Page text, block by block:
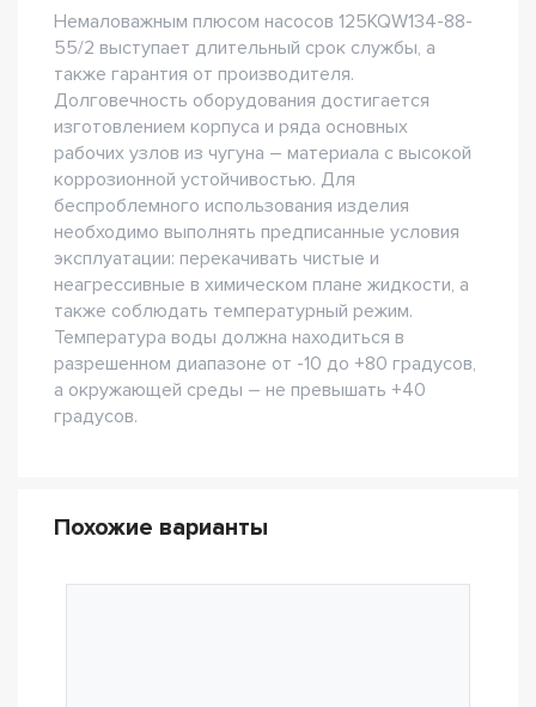
Немаловажным плюсом насосов 125KQW134-88-
55/2 выступает длительный срок службы, а
также гарантия от производителя.
Долговечность оборудования достигается
изготовлением корпуса и ряда основных
рабочих узлов из чугуна – материала с высокой
коррозионной устойчивостью. Для
беспроблемного использования изделия
необходимо выполнять предписанные условия
эксплуатации: перекачивать чистые и
неагрессивные в химическом плане жидкости, а
также соблюдать температурный режим.
Температура воды должна находиться в
разрешенном диапазоне от -10 до +80 градусов,
а окружающей среды – не превышать +40
градусов.
Похожие варианты